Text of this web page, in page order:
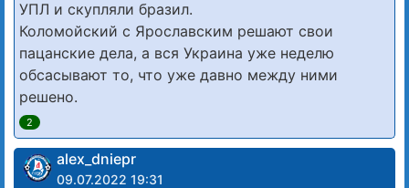
УПЛ и скупляли бразил.
Коломойский с Ярославским решают свои
пацанские дела, а вся Украина уже неделю
обсасывают то, что уже давно между ними
решено.
2
alex_dniepr
09.07.2022 19:31